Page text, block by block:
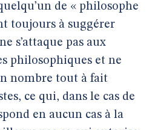
de « philosophe
toujours à suggérer
s’attaque pas aux
philosophiques et ne
nombre tout à fait
ce qui, dans le cas de
en aucun cas à la